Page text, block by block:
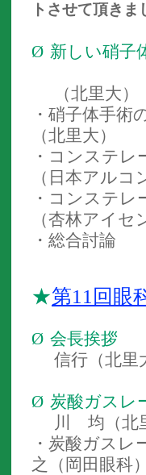
ト させて頂きま
Ø 新しい硝子
（北里大）
・硝子体手術
（北里大）
・コンステ
（日本アルコ
・コンステレ
（杏林アイセ
・総合討論
★第11 回眼
Ø 会長挨拶
信行（北里
Ø 炭酸ガスレ
川 均（北
・炭酸ガスレ
之（岡田眼科